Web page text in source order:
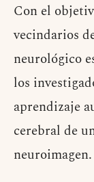
Con el
vecindarios
neurológico
los
aprendizaje
cerebral de
neuroimagen.